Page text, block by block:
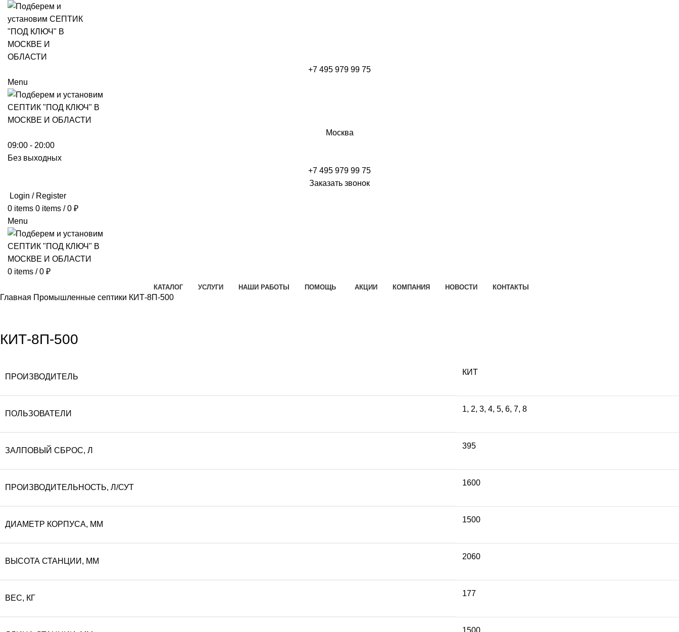
+7 495 979 99 75
Menu
Москва
09:00 - 20:00
Без выходных
+7 495 979 99 75
Заказать звонок
Login / Register
0 items 0 items / 0 ₽
Menu
0 items / 0 ₽
КАТАЛОГ УСЛУГИ НАШИ РАБОТЫ ПОМОЩЬ АКЦИИ КОМПАНИЯ НОВОСТИ КОНТАКТЫ
Главная Промышленные септики КИТ-8П-500
КИТ-8П-500
ПРОИЗВОДИТЕЛЬ
КИТ
ПОЛЬЗОВАТЕЛИ
1, 2, 3, 4, 5, 6, 7, 8
ЗАЛПОВЫЙ СБРОС, Л
395
ПРОИЗВОДИТЕЛЬНОСТЬ, Л/СУТ
1600
ДИАМЕТР КОРПУСА, ММ
1500
ВЫСОТА СТАНЦИИ, ММ
2060
ВЕС, КГ
177
1500